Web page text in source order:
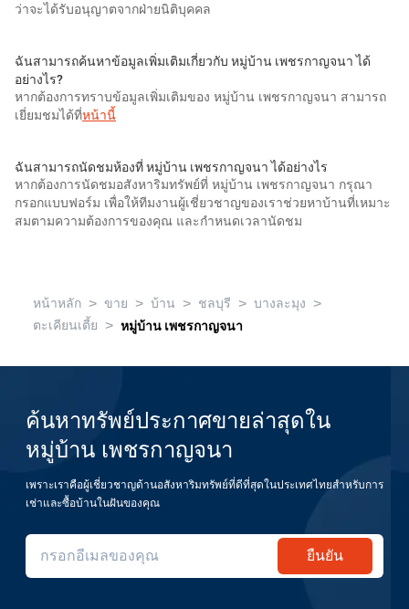
ว่าจะได้รับอนุญาตจากฝ่ายนิติบุคคล
ฉันสามารถค้นหาข้อมูลเพิ่มเติมเกี่ยวกับ หมู่บ้าน เพชรกาญจนา ได้
อย่างไร?
หากต้องการทราบข้อมูลเพิ่มเติมของ หมู่บ้าน เพชรกาญจนา สามารถ
เยี่ยมชมได้ที่หน้านี้
ฉันสามารถนัดชมห้องที่ หมู่บ้าน เพชรกาญจนา ได้อย่างไร
หากต้องการนัดชมอสังหาริมทรัพย์ที่ หมู่บ้าน เพชรกาญจนา กรุณา
กรอกแบบฟอร์ม เพื่อให้ทีมงานผู้เชี่ยวชาญของเราช่วยหาบ้านที่เหมาะ
สมตามความต้องการของคุณ และกำหนดเวลานัดชม
หน้าหลัก > ขาย > บ้าน > ชลบุรี > บางละมุง >
ตะเคียนเตี้ย > หมู่บ้าน เพชรกาญจนา
ค้นหาทรัพย์ประกาศขายล่าสุดใน
หมู่บ้าน เพชรกาญจนา
เพราะเราคือผู้เชี่ยวชาญด้านอสังหาริมทรัพย์ที่ดีที่สุดในประเทศไทยสำหรับการ
เช่าและซื้อบ้านในฝันของคุณ
ยืนยัน